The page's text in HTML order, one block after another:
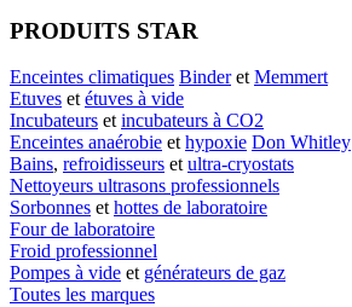
PRODUITS STAR
Enceintes climatiques Binderet Memmert
Etuves et étuves à vide
Incubateurs et incubateurs à CO2
Enceintes anaérobie et hypoxie Don Whitley
Bains, refroidisseurs et ultra-cryostats
Nettoyeurs ultrasons professionnels
Sorbonnes et hottes de laboratoire
Four de laboratoire
Froid professionnel
Pompes à vide et générateurs de gaz
Toutes les marques